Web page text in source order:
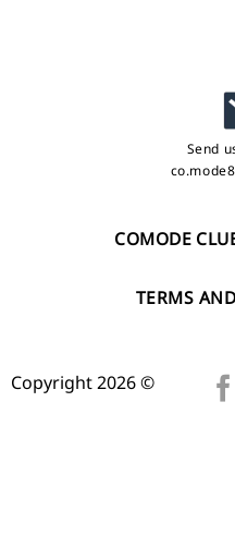
Send
COMODE
TERMS
Copyright 2026 ©